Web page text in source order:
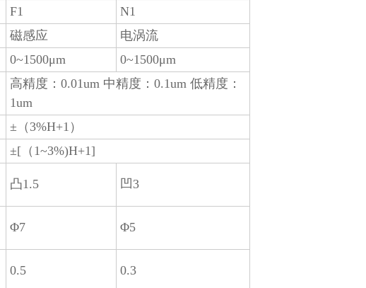
F1
N1
磁感应
电涡流
0~1500μm 0~1500μm
高精度：0.01um 中精度：0.1um 低精度：
1um
±（3%H+1）
±[（1~3%)H+1]
凸1.5 凹3
Φ7 Φ5
0.5 0.3